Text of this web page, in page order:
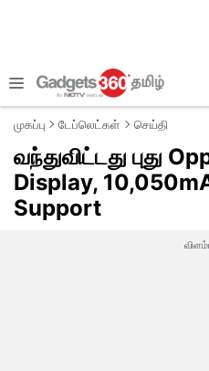
முகப்பு டேப்லெட்கள் செய்தி
வந்துவிட்டது புது
Display,
Support